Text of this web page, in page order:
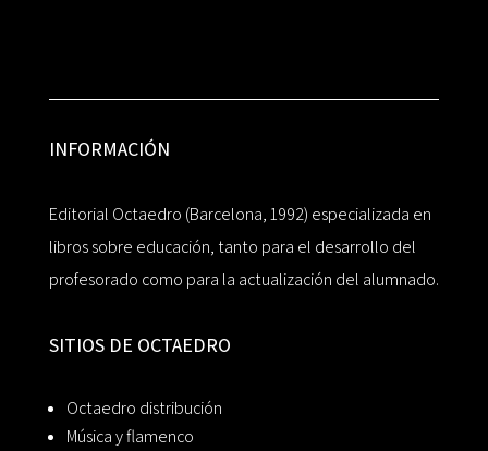
INFORMACIÓN
Editorial Octaedro (Barcelona, 1992) especializada en
libros sobre educación, tanto para el desarrollo del
profesorado como para la actualización del alumnado.
SITIOS DE OCTAEDRO
Octaedro distribución
Música y flamenco